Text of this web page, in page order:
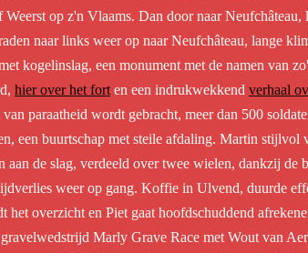
op z'n Vlaams. Dan door naar
naar links weer op naar Neufchâteau, lange
kogelinslag, een monument met de namen van
hier over het fort en een indrukwekkend verhaal
paraatheid wordt gebracht, meer dan 500
een buurtschap met steile afdaling. Martin
aan de slag, verdeeld over twee wielen, dankzij de
weer op gang. Koffie in Ulvend, duurde
het overzicht en Piet gaat hoofdschuddend
Marly Grave Race met Wout van